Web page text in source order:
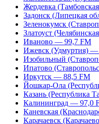
Жердевка
Задонск (Липецкая
Зеленокумск
Златоуст
Иваново — 99,7 FM
Ижевск (Удмуртия) —
Изобильный
Ипатово
Иркутск — 88,5 FM
Йошкар-Ола
Казань (Республика
Калининград — 97,0
Каневская
Карачаевск